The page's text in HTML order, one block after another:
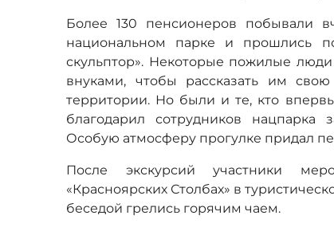
Более 130 пенсионеров побывали
национальном парке и прошлись
скульптор». Некоторые пожилые
внуками, чтобы рассказать им
территории. Но были и те, кто
благодарил сотрудников нацпарка
Особую атмосферу прогулке придал
После экскурсий участники
«Красноярских Столбах» в
беседой грелись горячим чаем.